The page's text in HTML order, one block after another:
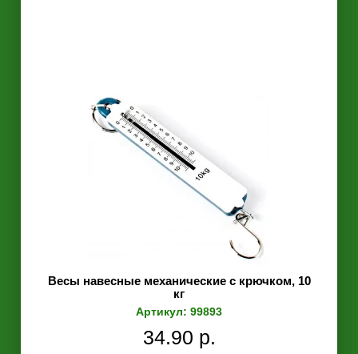
Весы навесные механические с крючком, 10
кг
Артикул: 99893
34.90 р.